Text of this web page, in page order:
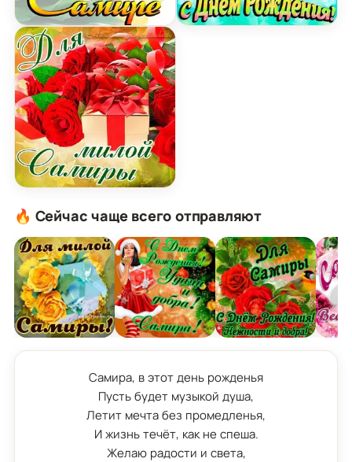
Картинка милой Самире с днем Рождения с
Картинка для милой Самиры с подарком и
Открытка Самире от
🔥 Сейчас чаще всего отправляют
Самира, в этот день рожденья
Пусть будет музыкой душа,
Летит мечта без промедленья,
И жизнь течёт, как не спеша.
Желаю радости и света,